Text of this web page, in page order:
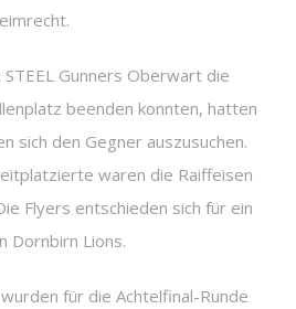
STEEL Gunners Oberwart die
beenden konnten, hatten
sich den Gegner auszusuchen.
waren die Raiffeisen
Flyers entschieden sich für ein
Dornbirn Lions.
für die Achtelfinal-Runde